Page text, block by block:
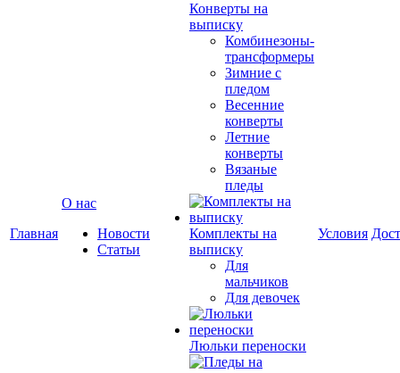
Главная
О нас
Новости
Статьи
Конверты на
выписку
Комбинезоны-
трансформеры
Зимние с
пледом
Весенние
конверты
Летние
конверты
Вязаные
пледы
Комплекты на
выписку
Для
мальчиков
Для девочек
Люльки переноски
Условия